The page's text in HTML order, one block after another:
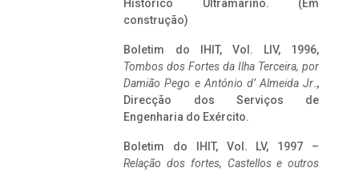
Histórico Ultramarino. (Em
construção)
Boletim do IHIT, Vol. LIV, 1996,
Tombos dos Fortes da Ilha Terceira, por
Damião Pego e António d’ Almeida Jr.,
Direcção dos Serviços de
Engenharia do Exército.
Boletim do IHIT, Vol. LV, 1997 –
Relação dos fortes, Castellos e outros